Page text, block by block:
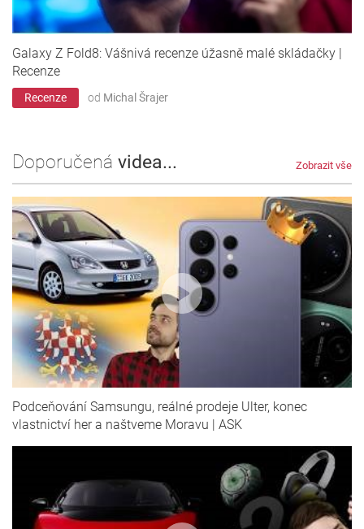
Galaxy Z Fold8: Vášnivá recenze úžasně malé skládačky |
Recenze
Recenze od Michal Šrajer
Doporučená videa... Zobrazit vše
Podceňování Samsungu, reálné prodeje Ulter, konec
vlastnictví her a naštveme Moravu | ASK